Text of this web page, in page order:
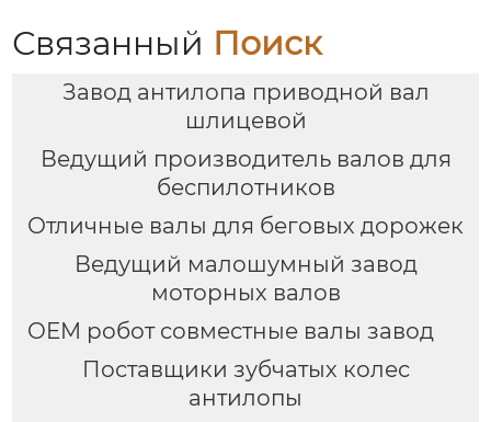
Связанный Поиск
Завод антилопа приводной вал
шлицевой
Ведущий производитель валов для
беспилотников
Отличные валы для беговых дорожек
Ведущий малошумный завод
моторных валов
OEM робот совместные валы завод
Поставщики зубчатых колес
антилопы